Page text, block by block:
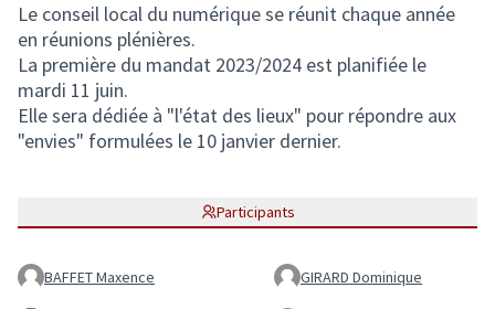
Le conseil local du numérique se réunit chaque année
en réunions plénières.
La première du mandat 2023/2024 est planifiée le
mardi 11 juin.
Elle sera dédiée à "l'état des lieux" pour répondre aux
"envies" formulées le 10 janvier dernier.
Participants
BAFFET Maxence GIRARD Dominique